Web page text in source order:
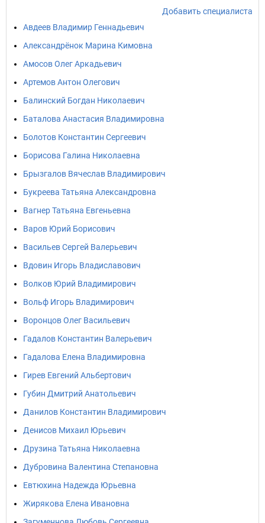
Добавить специалиста
Авдеев Владимир Геннадьевич
Александрёнок Марина Кимовна
Амосов Олег Аркадьевич
Артемов Антон Олегович
Балинский Богдан Николаевич
Баталова Анастасия Владимировна
Болотов Константин Сергеевич
Борисова Галина Николаевна
Брызгалов Вячеслав Владимирович
Букреева Татьяна Александровна
Вагнер Татьяна Евгеньевна
Варов Юрий Борисович
Васильев Сергей Валерьевич
Вдовин Игорь Владиславович
Волков Юрий Владимирович
Вольф Игорь Владимирович
Воронцов Олег Васильевич
Гадалов Константин Валерьевич
Гадалова Елена Владимировна
Гирев Евгений Альбертович
Губин Дмитрий Анатольевич
Данилов Константин Владимирович
Денисов Михаил Юрьевич
Друзина Татьяна Николаевна
Дубровина Валентина Степановна
Евтюхина Надежда Юрьевна
Жирякова Елена Ивановна